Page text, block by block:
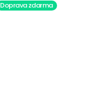
Doprava zdarma